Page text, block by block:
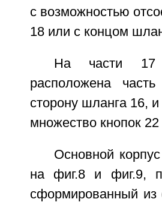
с возможностью
18 или с концом
На части 17
расположена
сторону шланга 16,
множество кнопок
Основной
на фиг.8 и фиг.9,
сформированный из